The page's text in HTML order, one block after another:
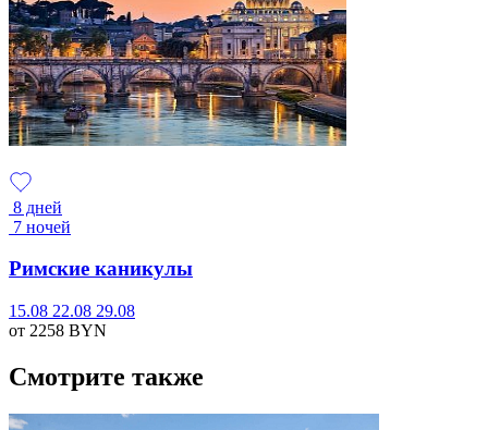
8 дней
7 ночей
Римские каникулы
15.08 22.08 29.08
от 2258 BYN
Смотрите также